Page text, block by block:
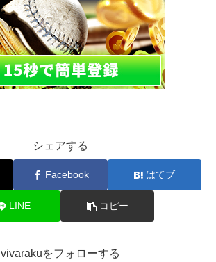
シェアする
Facebook はてブ
LINE コピー
vivarakuをフォローする